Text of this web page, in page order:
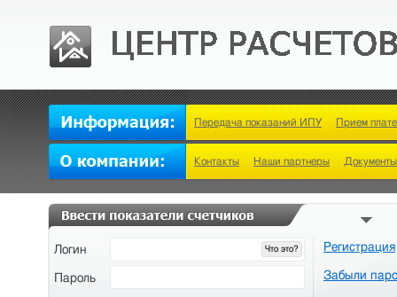
Контакты Наши партнеры Документы
Передача показаний ИПУ Прием
Что это?
Логин Регистрация
Забыли
Пароль